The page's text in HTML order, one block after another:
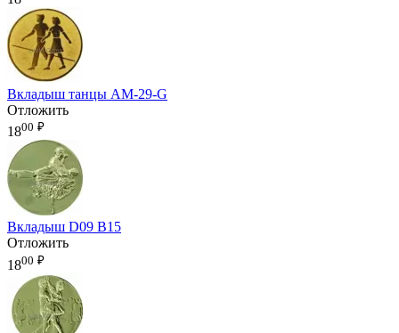
Вкладыш танцы AM-29-G
Отложить
1800 ₽
Вкладыш D09 B15
Отложить
1800 ₽